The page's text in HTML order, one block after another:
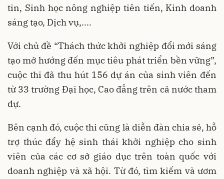
tin, Sinh học nông nghiệp tiên tiến, Kinh doanh
sáng tạo, Dịch vụ,....
Với chủ đề “Thách thức khởi nghiệp đổi mới sáng
tạo mở hướng đến mục tiêu phát triển bền vững”,
cuộc thi đã thu hút 156 dự án của sinh viên đến
từ 33 trường Đại học, Cao đẳng trên cả nước tham
dự.
Bên cạnh đó, cuộc thi cũng là diễn đàn chia sẻ, hỗ
trợ thúc đẩy hệ sinh thái khởi nghiệp cho sinh
viên của các cơ sở giáo dục trên toàn quốc với
doanh nghiệp và xã hội. Từ đó, tìm kiếm và ươm